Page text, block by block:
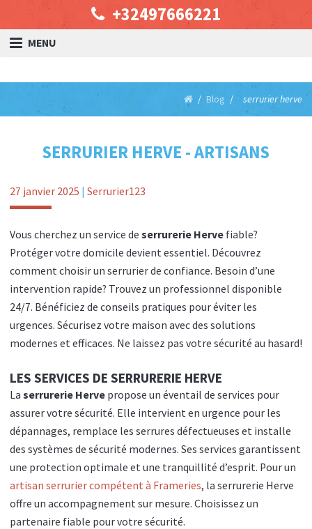
+32497666221
MENU
Blog serrurier herve
SERRURIER HERVE - ARTISANS
27 janvier 2025 Serrurier123
Vous cherchez un service de serrurerie Herve fiable?
Protéger votre domicile devient essentiel. Découvrez
comment choisir un serrurier de confiance. Besoin d’une
intervention rapide? Trouvez un professionnel disponible
24/7. Bénéficiez de conseils pratiques pour éviter les
urgences. Sécurisez votre maison avec des solutions
modernes et efficaces. Ne laissez pas votre sécurité au hasard!
LES SERVICES DE SERRURERIE HERVE
La serrurerie Herve propose un éventail de services pour
assurer votre sécurité. Elle intervient en urgence pour les
dépannages, remplace les serrures défectueuses et installe
des systèmes de sécurité modernes. Ses services garantissent
une protection optimale et une tranquillité d’esprit. Pour un
artisan serrurier compétent à Frameries, la serrurerie Herve
offre un accompagnement sur mesure. Choisissez un
partenaire fiable pour votre sécurité.